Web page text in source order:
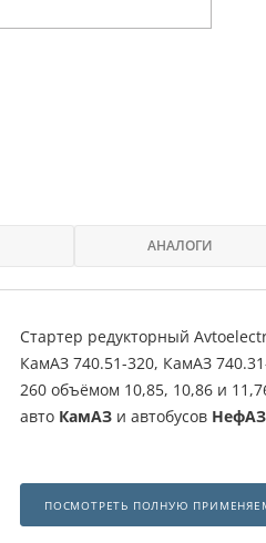
АНАЛОГИ
Стартер редукторный
КамАЗ 740.51-320, КамАЗ
260 объёмом 10,85, 10,86 и
авто КамАЗ и автобусов НефАЗ
ПОСМОТРЕТЬ ПОЛНУЮ